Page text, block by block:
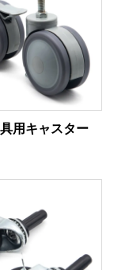
用キャスター